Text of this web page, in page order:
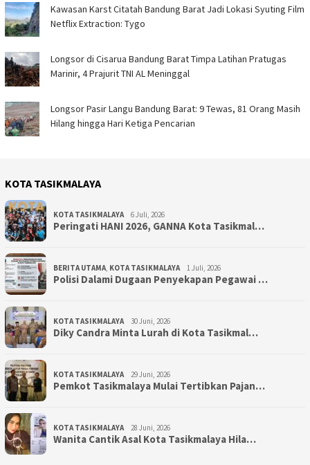
Kawasan Karst Citatah Bandung Barat Jadi Lokasi Syuting Film
Netflix Extraction: Tygo
Longsor di Cisarua Bandung Barat Timpa Latihan Pra­tugas
Marinir, 4 Prajurit TNI AL Meninggal
Longsor Pasir Langu Bandung Barat: 9 Tewas, 81 Orang Masih
Hilang hingga Hari Ketiga Pencarian
KOTA TASIKMALAYA
KOTA TASIKMALAYA 6 Juli, 2026
Peringati HANI 2026, GANNA Kota Tasikmal…
BERITA UTAMA KOTA TASIKMALAYA 1 Juli, 2026
Polisi Dalami Dugaan Penyekapan Pegawai …
KOTA TASIKMALAYA 30 Juni, 2026
Diky Candra Minta Lurah di Kota Tasikmal…
KOTA TASIKMALAYA 29 Juni, 2026
Pemkot Tasikmalaya Mulai Tertibkan Pajan…
KOTA TASIKMALAYA 28 Juni, 2026
Wanita Cantik Asal Kota Tasikmalaya Hila…